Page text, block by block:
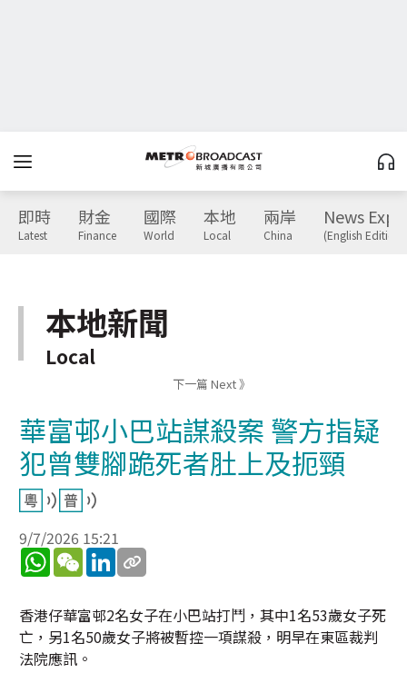
即時
Latest
財金
Finance
國際
World
本地
Local
兩岸
China
News
(English Edition)
本地新聞
Local
下一篇 Next 》
華富邨小巴站謀殺案 警方指疑
犯曾雙腳跪死者肚上及扼頸
9/7/2026 15:21
WhatsApp
WeChatLinkedIn
香港仔華富邨2名女子在小巴站打鬥，其中1名53歲女子死
亡，另1名50歲女子將被暫控一項謀殺，明早在東區裁判
法院應訊。